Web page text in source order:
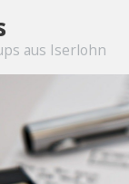
aus Iserlohn